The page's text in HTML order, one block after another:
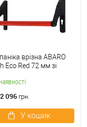
врізна ABARO
Eco Red 72 мм зі
2 096 грн.
У кошик